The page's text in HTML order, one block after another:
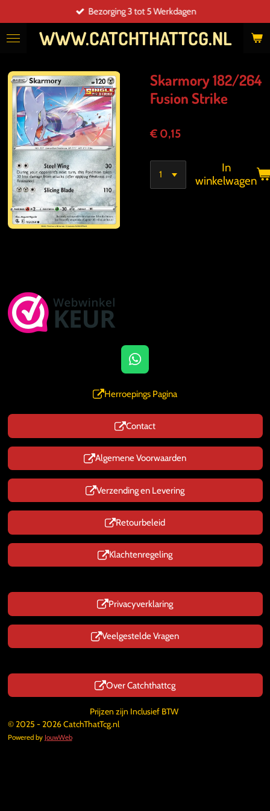
direct
naar
WWW.CATCHTHATTCG.NL
Bezorging 3 tot 5 Werkdagen
Skarmory 182/264
Fusion Strike
€ 0,15
In
winkelwagen
W
h
a
s
A
p
p
Herroepings Pagina
Contact
Algemene Voorwaarden
Verzending en Levering
Retourbeleid
Klachtenregeling
Privacyverklaring
Veelgestelde Vragen
Over Catchthattcg
Prijzen zijn Inclusief BTW
© 2025 - 2026 CatchThatTcg.nl
Powered by JouwWeb